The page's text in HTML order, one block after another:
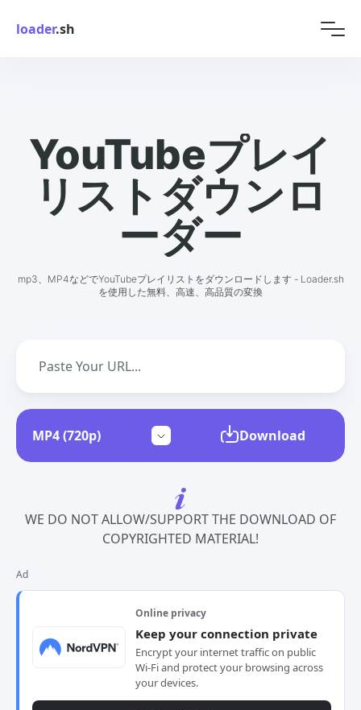
loader.sh
YouTubeプレイ
リストダウンロ
ーダー
mp3、MP4などでYouTubeプレイリストをダウンロードします - Loader.sh
を使用した無料、高速、高品質の変換
Download
WE DO NOT ALLOW/SUPPORT THE DOWNLOAD OF
COPYRIGHTED MATERIAL!
Ad
Online privacy
Keep your connection private
Encrypt your internet traffic on public
Wi-Fi and protect your browsing across
your devices.